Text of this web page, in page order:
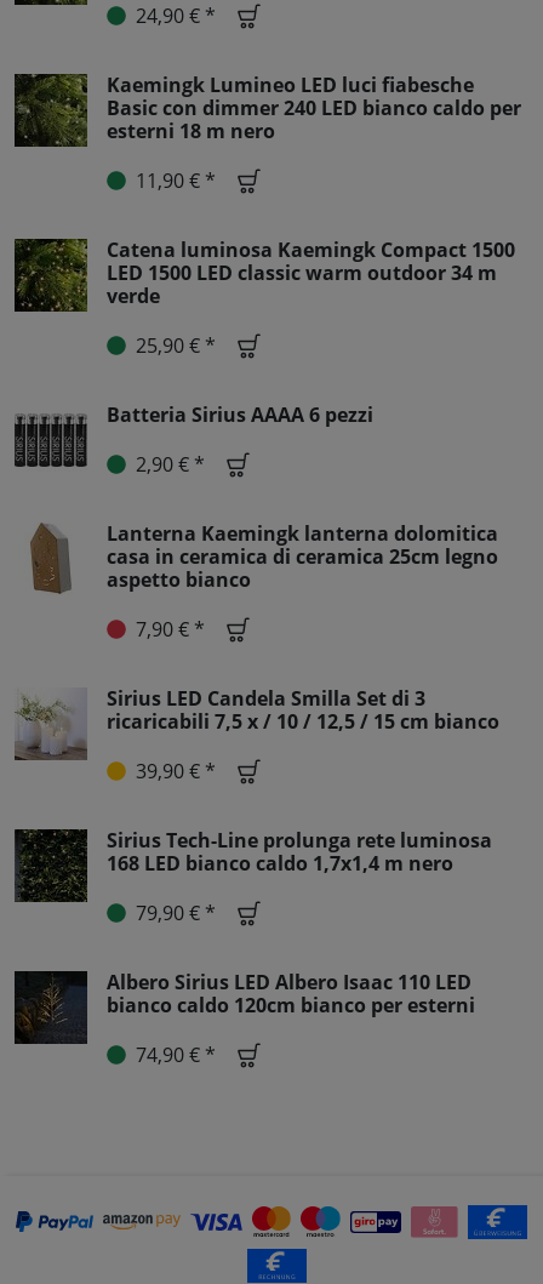
24,90 € *
Kaemingk Lumineo LED luci fiabesche
Basic con dimmer 240 LED bianco caldo per
esterni 18 m nero
11,90 € *
Catena luminosa Kaemingk Compact 1500
LED 1500 LED classic warm outdoor 34 m
verde
25,90 € *
Batteria Sirius AAAA 6 pezzi
2,90 € *
Lanterna Kaemingk lanterna dolomitica
casa in ceramica di ceramica 25cm legno
aspetto bianco
7,90 € *
Sirius LED Candela Smilla Set di 3
ricaricabili 7,5 x / 10 / 12,5 / 15 cm bianco
39,90 € *
Sirius Tech-Line prolunga rete luminosa
168 LED bianco caldo 1,7x1,4 m nero
79,90 € *
Albero Sirius LED Albero Isaac 110 LED
bianco caldo 120cm bianco per esterni
74,90 € *